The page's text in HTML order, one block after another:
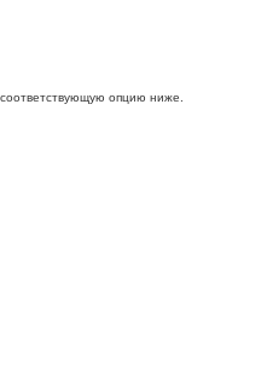
опцию ниже.